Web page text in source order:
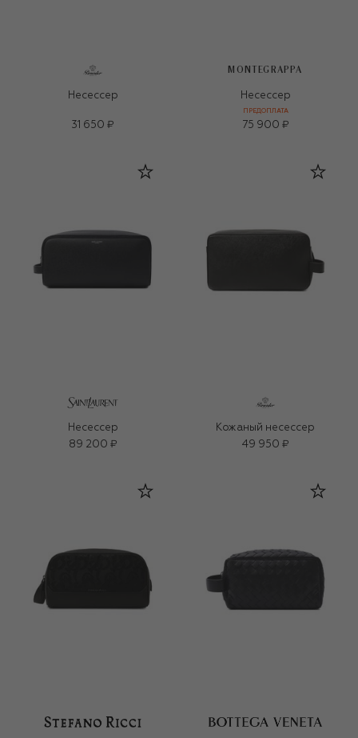
Несессер
31 650 ₽
MONTEGRAPPA
Несессер
ПРЕДОПЛАТА
75 900 ₽
Несессер
89 200 ₽
Кожаный несессер
49 950 ₽